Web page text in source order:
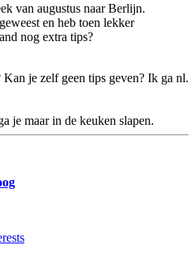
van augustus naar Berlijn.
en heb toen lekker
nog extra tips?
je zelf geen tips geven? Ik ga nl.
je maar in de keuken slapen.